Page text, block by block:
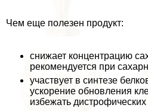
Чем еще полезен продукт:
снижает концентрацию
рекомендуется при
участвует в синтезе
ускорение обновления
избежать